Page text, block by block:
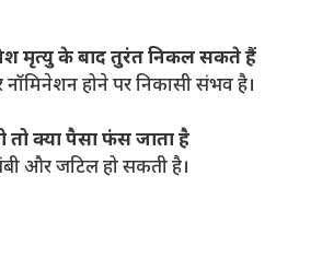
मृत्यु के बाद तुरंत निकल सकते हैं
होने पर निकासी संभव है।
तो क्या पैसा फंस जाता है
और जटिल हो सकती है।